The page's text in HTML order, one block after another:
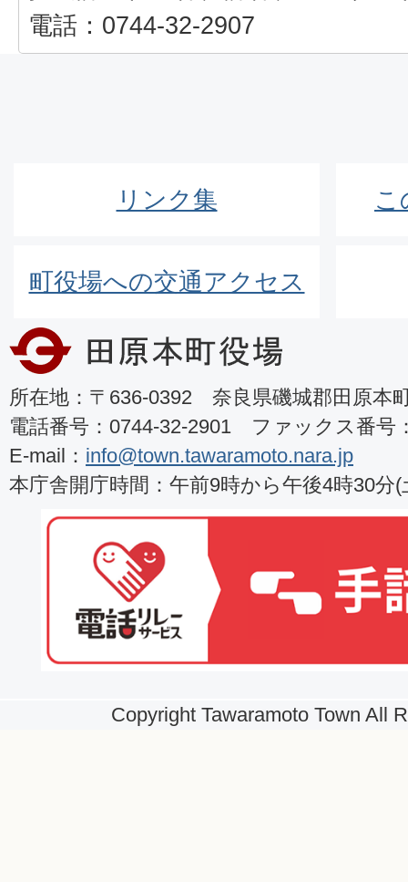
電話：0744-32-2907
リンク集 こ
町役場への交通アクセス
所在地：〒636-0392 奈良県磯城郡田原本
電話番号：0744-32-2901 ファックス番号
E-mail： info@town.tawaramoto.nara.jp
本庁舎開庁時間：午前9時から午後4時30分
Copyright Tawaramoto Town All